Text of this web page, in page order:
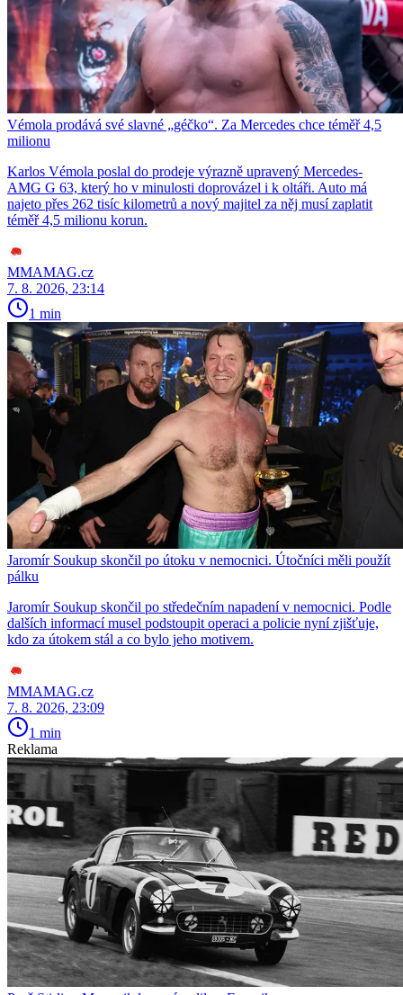
Vémola prodává své slavné „géčko“. Za Mercedes chce téměř 4,5
milionu
Karlos Vémola poslal do prodeje výrazně upravený Mercedes-
AMG G 63, který ho v minulosti doprovázel i k oltáři. Auto má
najeto přes 262 tisíc kilometrů a nový majitel za něj musí zaplatit
téměř 4,5 milionu korun.
MMAMAG.cz
7. 8. 2026, 23:14
1 min
Jaromír Soukup skončil po útoku v nemocnici. Útočníci měli použít
pálku
Jaromír Soukup skončil po středečním napadení v nemocnici. Podle
dalších informací musel podstoupit operaci a policie nyní zjišťuje,
kdo za útokem stál a co bylo jeho motivem.
MMAMAG.cz
7. 8. 2026, 23:09
1 min
Reklama